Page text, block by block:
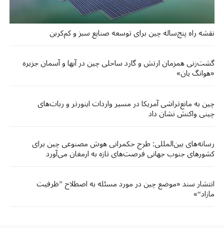
نقشه راه پنج‌ساله چین برای توسعه صنایع سبز و کم‌کربن
گشت‌زنی‌ همزمان ارتش و گارد ساحلی چین در آبها و آسمان جزیره
«هوانگ‌ یان»
چین به مانع‌تراشی آمریکا در مسیر واردات اینورتر و ربات‌های
چینی واکنش نشان داد
رسانه‌های بین‌المللی: طرح حکمرانی هوش مصنوعی چین برای
کشورهای جنوب جهانی فرصت‌های تازه‌ به ارمغان می‌آورد
انتشار سند «موضع چین در مورد مسئله به اصطلاح ”ظرفیت
مازاد“»